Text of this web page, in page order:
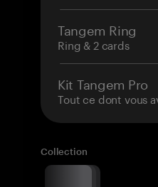
Tangem Ring
Ring & 2 cards
Kit Tangem Pro
Tout ce dont vous
Collection